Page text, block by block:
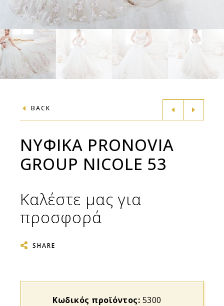
BACK
ΝΥΦΙΚΑ PRONOVIA
GROUP NICOLE 53
Καλέστε μας για
προσφορά
SHARE
Κωδικός προϊόντος: 5300